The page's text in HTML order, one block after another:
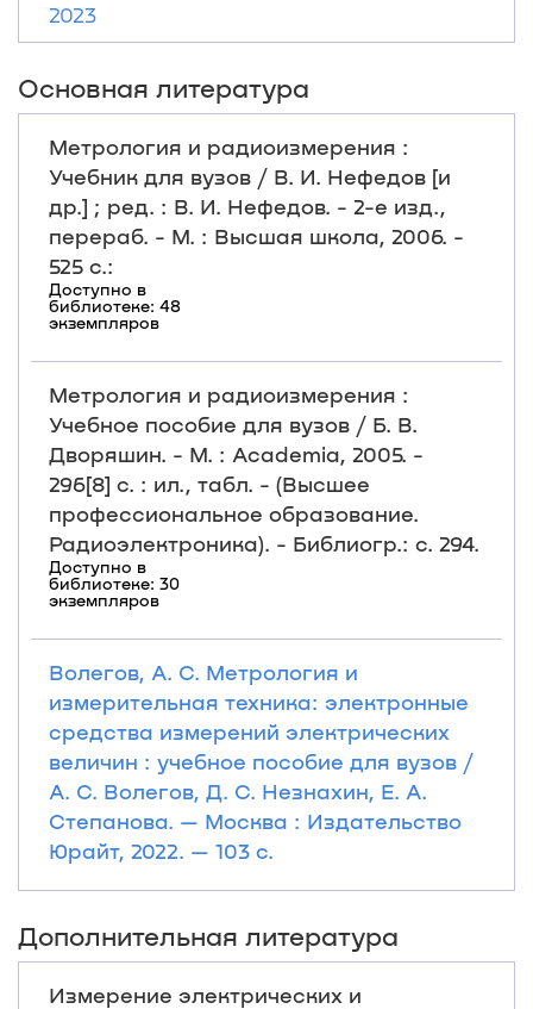
2023
Основная литература
Метрология и радиоизмерения :
Учебник для вузов / В. И. Нефедов [и
др.] ; ред. : В. И. Нефедов. - 2-е изд.,
перераб. - М. : Высшая школа, 2006. -
525 с.:
Доступно в
библиотеке: 48
экземпляров
Метрология и радиоизмерения :
Учебное пособие для вузов / Б. В.
Дворяшин. - М. : Academia, 2005. -
296[8] c. : ил., табл. - (Высшее
профессиональное образование.
Радиоэлектроника). - Библиогр.: с. 294.
Доступно в
библиотеке: 30
экземпляров
Волегов, А. С. Метрология и
измерительная техника: электронные
средства измерений электрических
величин : учебное пособие для вузов /
А. С. Волегов, Д. С. Незнахин, Е. А.
Степанова. — Москва : Издательство
Юрайт, 2022. — 103 с.
Дополнительная литература
Измерение электрических и